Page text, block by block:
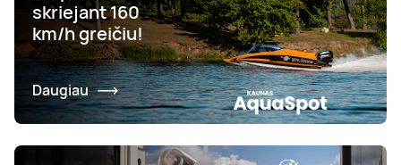
skriejant 160
km/h greičiu!
Daugiau